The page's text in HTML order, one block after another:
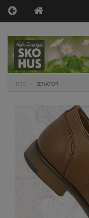
HEM SENATOR